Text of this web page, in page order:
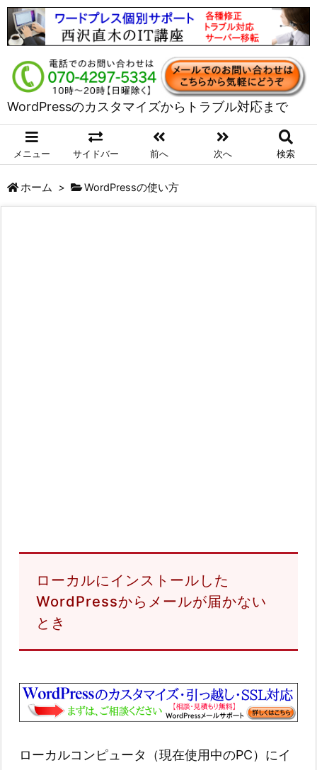
WordPressのカスタマイズからトラブル対応まで
メニュー サイドバー 前へ 次へ 検索
ホーム > WordPressの使い方
ローカルにインストールした
WordPressからメールが届かない
とき
ローカルコンピュータ（現在使用中のPC）にイ